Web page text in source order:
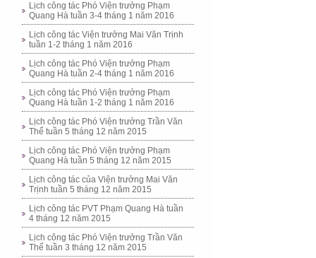
Lịch công tác Phó Viện trưởng Phạm
Quang Hà tuần 3-4 tháng 1 năm 2016
Lịch công tác Viện trưởng Mai Văn Trịnh
tuần 1-2 tháng 1 năm 2016
Lịch công tác Phó Viện trưởng Phạm
Quang Hà tuần 2-4 tháng 1 năm 2016
Lịch công tác Phó Viện trưởng Phạm
Quang Hà tuần 1-2 tháng 1 năm 2016
Lịch công tác Phó Viện trưởng Trần Văn
Thể tuần 5 tháng 12 năm 2015
Lịch công tác Phó Viện trưởng Phạm
Quang Hà tuần 5 tháng 12 năm 2015
Lịch công tác của Viện trưởng Mai Văn
Trịnh tuần 5 tháng 12 năm 2015
Lịch công tác PVT Phạm Quang Hà tuần
4 tháng 12 năm 2015
Lịch công tác Phó Viện trưởng Trần Văn
Thể tuần 3 tháng 12 năm 2015